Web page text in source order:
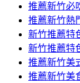
推薦新竹必
推薦新竹熱
新竹推薦特
新竹推薦特
推薦新竹美
推薦新竹美